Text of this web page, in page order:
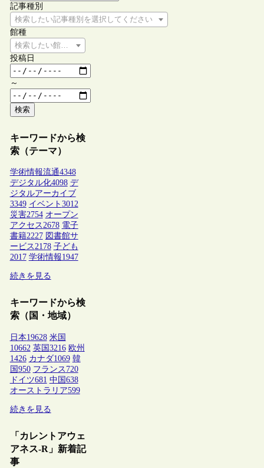
記事種別
検索したい記事種別を選択してください
館種
検索したい館種を選択してください
投稿日
～
検索
キーワードから検
索（テーマ）
学術情報流通4348
デジタル化4098 デ
ジタルアーカイブ
3349 イベント 3012
災害2754 オープン
アクセス2678 電子
書籍2227 図書館サ
ービス2178 子ども
2017 学術情報1947
続きを見る
キーワードから検
索（国・地域）
日本19628 米国
10662 英国 3216 欧州
1426 カナダ1069 韓
国 950 フランス 720
ドイツ681 中国 638
オーストラリア599
続きを見る
「カレントアウェ
アネス-R」新着記
事